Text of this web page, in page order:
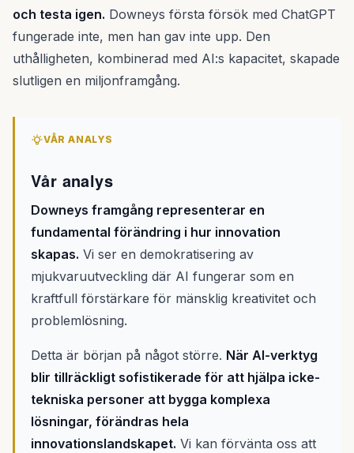
och testa igen. Downeys första försök med ChatGPT
fungerade inte, men han gav inte upp. Den
uthålligheten, kombinerad med AI:s kapacitet, skapade
slutligen en miljonframgång.
VÅR ANALYS
Vår analys
Downeys framgång representerar en
fundamental förändring i hur innovation
skapas. Vi ser en demokratisering av
mjukvaruutveckling där AI fungerar som en
kraftfull förstärkare för mänsklig kreativitet och
problemlösning.
Detta är början på något större. När AI-verktyg
blir tillräckligt sofistikerade för att hjälpa icke-
tekniska personer att bygga komplexa
lösningar, förändras hela
innovationslandskapet. Vi kan förvänta oss att